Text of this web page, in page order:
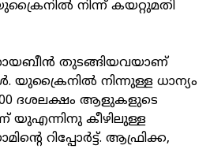
നിന്ന് കയറ്റുമതി
തുടങ്ങിയവയാണ്
യുക്രൈനിൽ നിന്നുള്ള ധാന്യം
ദശലക്ഷം ആളുകളുടെ
യുഎന്നിനു കീഴിലുള്ള
റിപ്പോർട്ട്. ആഫ്രിക്ക,